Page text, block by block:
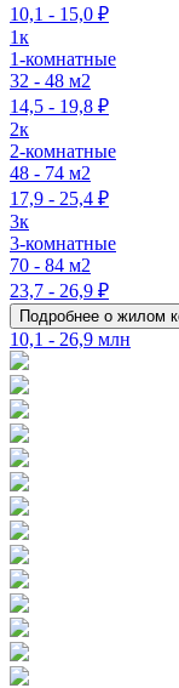
10,1 - 15,0 ₽
1к
1-комнатные
32 - 48 м2
14,5 - 19,8 ₽
2к
2-комнатные
48 - 74 м2
17,9 - 25,4 ₽
3к
3-комнатные
70 - 84 м2
23,7 - 26,9 ₽
Подробнее о жилом
10,1 - 26,9 млн